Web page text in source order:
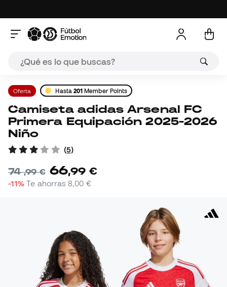
Oferta Hasta 201 Member Points
Camiseta adidas Arsenal FC
Primera Equipación 2025-2026
Niño
(5)
74,99 € 66,99 €
-11% Te ahorras8,00 €